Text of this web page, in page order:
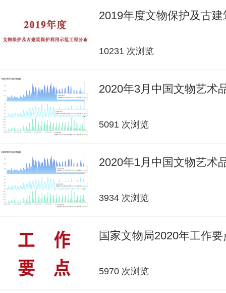
2019年度文物保护及古
10231 次浏览
2020年3月中国文物艺术
5091 次浏览
2020年1月中国文物艺术
3934 次浏览
国家文物局2020年工作要
5970 次浏览